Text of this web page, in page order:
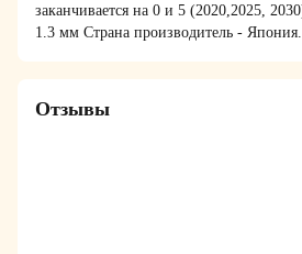
заканчивается на 0 и 5 (2020,2025,
1.3 мм Страна производитель - Япония.
Отзывы